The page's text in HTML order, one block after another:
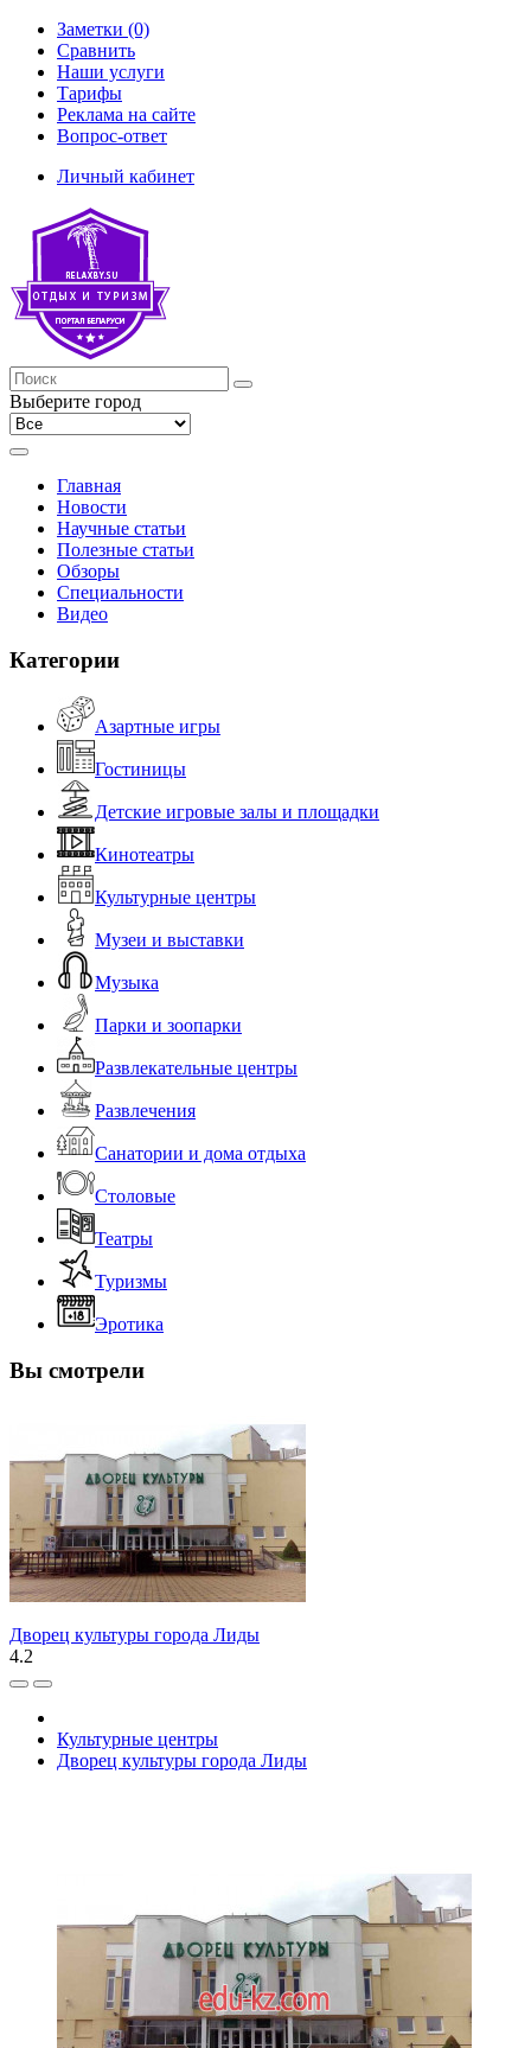
Заметки (0)
Сравнить
Наши услуги
Тарифы
Реклама на сайте
Вопрос-ответ
Личный кабинет
Выберите город
Главная
Новости
Научные статьи
Полезные статьи
Обзоры
Специальности
Видео
Категории
Азартные игры
Гостиницы
Детские игровые залы и площадки
Кинотеатры
Культурные центры
Музеи и выставки
Музыка
Парки и зоопарки
Развлекательные центры
Развлечения
Санатории и дома отдыха
Столовые
Театры
Туризмы
Эротика
Вы смотрели
Дворец культуры города Лиды
4.2
Культурные центры
Дворец культуры города Лиды